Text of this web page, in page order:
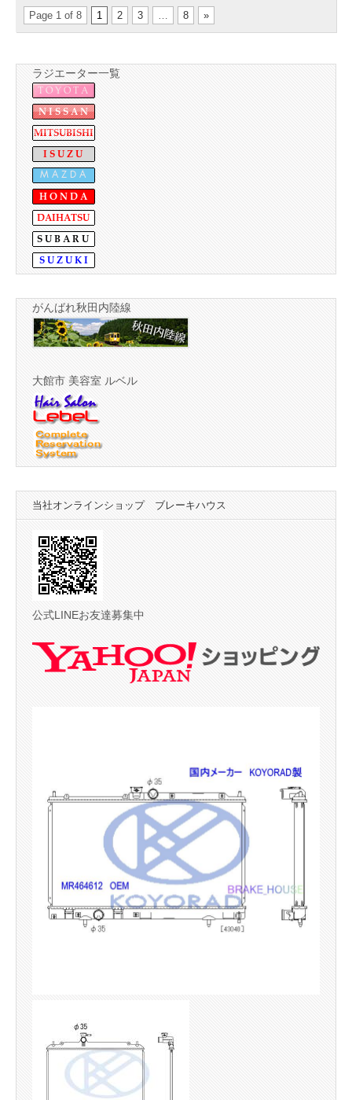
Page 1 of 8 1 2 3 8 »
ラジエーター一覧
がんばれ秋田内陸線
大館市 美容室 ルベル
当社オンラインショップ ブレーキハウス
公式LINEお友達募集中